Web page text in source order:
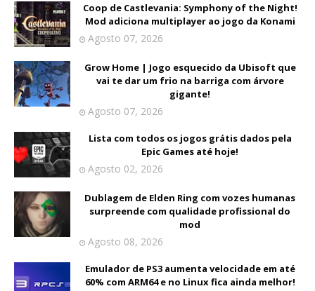
Coop de Castlevania: Symphony of the Night!
Mod adiciona multiplayer ao jogo da Konami
Agosto 07, 2026
Grow Home | Jogo esquecido da Ubisoft que
vai te dar um frio na barriga com árvore
gigante!
Agosto 07, 2026
Lista com todos os jogos grátis dados pela
Epic Games até hoje!
Agosto 02, 2026
Dublagem de Elden Ring com vozes humanas
surpreende com qualidade profissional do
mod
Agosto 08, 2026
Emulador de PS3 aumenta velocidade em até
60% com ARM64 e no Linux fica ainda melhor!